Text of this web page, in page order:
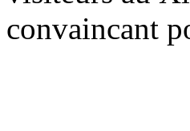
convaincant